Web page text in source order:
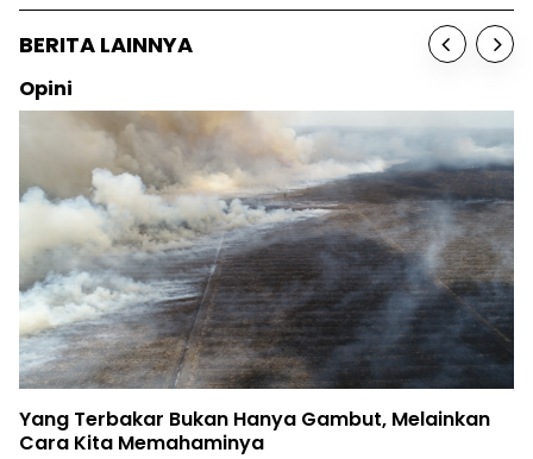
BERITA LAINNYA
Opini
Yang Terbakar Bukan Hanya Gambut, Melainkan
Cara Kita Memahaminya